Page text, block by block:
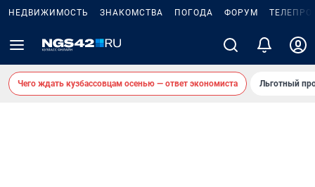
НЕДВИЖИМОСТЬ ЗНАКОМСТВА ПОГОДА ФОРУМ
Чего ждать кузбассовцам осенью — ответ экономиста Льготный